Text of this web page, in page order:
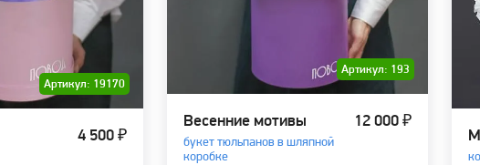
Артикул: 19170
4 500 ₽
Артикул: 193
Весенние мотивы
букет тюльпанов в шляпной
коробке
12 000 ₽